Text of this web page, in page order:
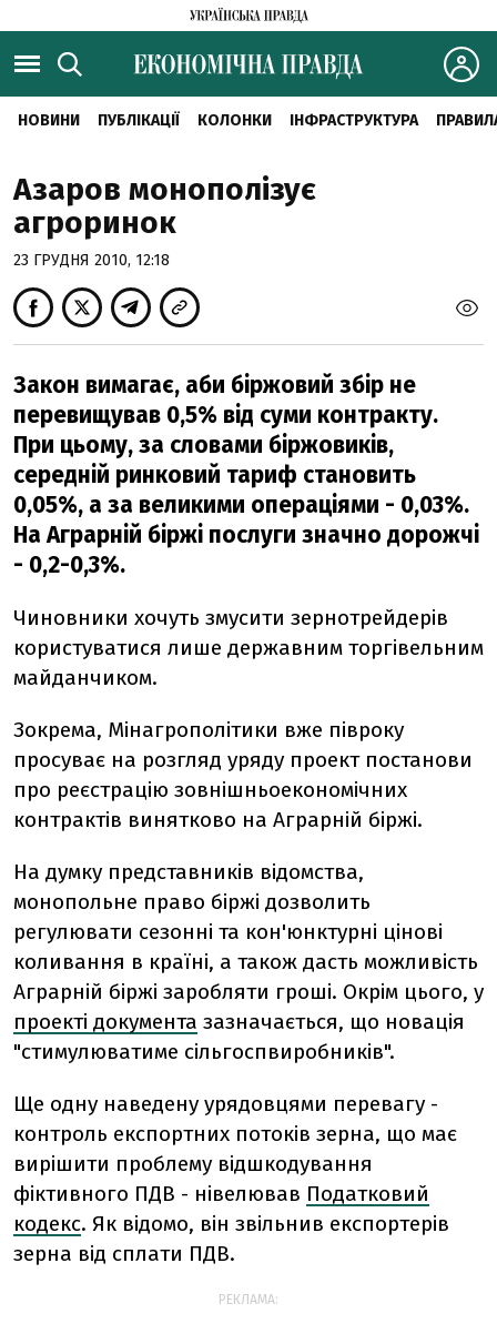
НОВИНИ ПУБЛІКАЦІЇ КОЛОНКИ ІНФРАСТРУКТУРА
Азаров монополізує
агроринок
23 ГРУДНЯ 2010, 12:18
Закон вимагає, аби біржовий збір не
перевищував 0,5% від суми контракту.
При цьому, за словами біржовиків,
середній ринковий тариф становить
0,05%, а за великими операціями - 0,03%.
На Аграрній біржі послуги значно дорожчі
- 0,2-0,3%.
Чиновники хочуть змусити зернотрейдерів
користуватися лише державним торгівельним
майданчиком.
Зокрема, Мінагрополітики вже півроку
просуває на розгляд уряду проект постанови
про реєстрацію зовнішньоекономічних
контрактів винятково на Аграрній біржі.
На думку представників відомства,
монопольне право біржі дозволить
регулювати сезонні та кон'юнктурні цінові
коливання в країні, а також дасть можливість
Аграрній біржі заробляти гроші. Окрім цього, у
проекті документа зазначається, що новація
"стимулюватиме сільгоспвиробників".
Ще одну наведену урядовцями перевагу -
контроль експортних потоків зерна, що має
вирішити проблему відшкодування
фіктивного ПДВ - нівелював Податковий
кодекс. Як відомо, він звільнив експортерів
зерна від сплати ПДВ.
РЕКЛАМА: